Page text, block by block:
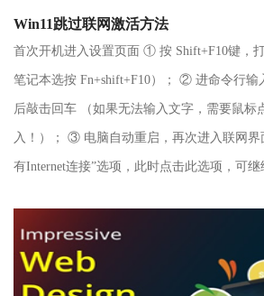
Win11跳过联网激活方法
首次开机进入设置页面 ① 按 Shift+F10键，
笔记本选按 Fn+shift+F10）； ② 进命令行输
后敲击回车 （如果无法输入文字，需要鼠标
入！）； ③ 电脑自动重启，再次进入联网界
有Internet连接”选项，此时点击此选项，可继